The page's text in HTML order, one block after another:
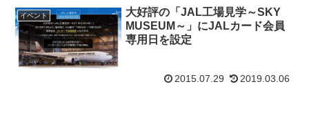
イベント
大好評の「JAL工場見学～SKY
MUSEUM～」にJALカード会員
専用日を設定
2015.07.29 2019.03.06